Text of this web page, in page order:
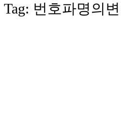
Tag: 번호파명의